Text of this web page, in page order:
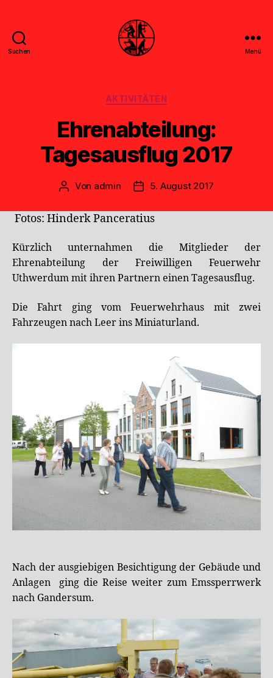
Suchen Menü
Kategorien
AKTIVITÄTEN
Ehrenabteilung:
Tagesausflug 2017
Beitragsautor
Von admin Veröffentlichungsdatum
5. August 2017
Fotos: Hinderk Panceratius
Kürzlich unternahmen die Mitglieder der
Ehrenabteilung der Freiwilligen Feuerwehr
Uthwerdum mit ihren Partnern einen Tagesausflug.
Die Fahrt ging vom Feuerwehrhaus mit zwei
Fahrzeugen nach Leer ins Miniaturland.
Nach der ausgiebigen Besichtigung der Gebäude und
Anlagen ging die Reise weiter zum Emssperrwerk
nach Gandersum.